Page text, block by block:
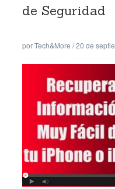
de Seguridad
porTech&More /20 de